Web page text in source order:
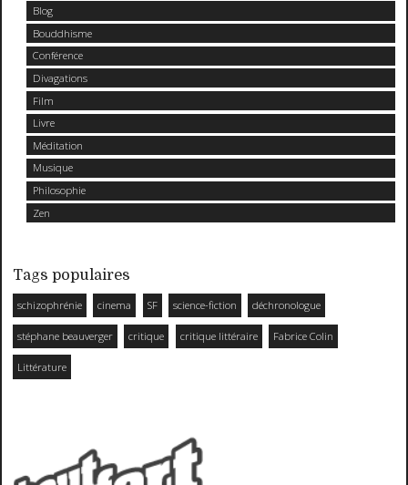
Blog
Bouddhisme
Conférence
Divagations
Film
Livre
Méditation
Musique
Philosophie
Zen
Tags populaires
schizophrénie cinema SF science-fiction déchronologue
stéphane beauverger critique critique littéraire Fabrice Colin
Littérature